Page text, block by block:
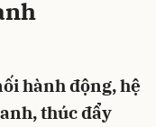
hành động, hệ
thúc đẩy
Hủy